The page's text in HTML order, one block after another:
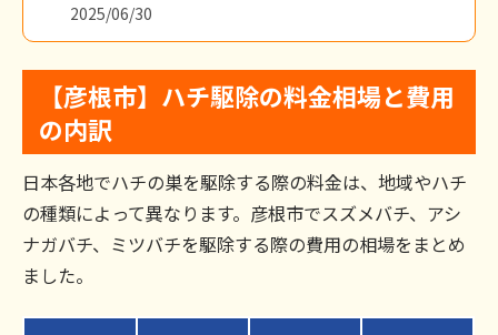
2025/06/30
【彦根市】ハチ駆除の料金相場と費用
の内訳
日本各地でハチの巣を駆除する際の料金は、地域やハチ
の種類によって異なります。彦根市でスズメバチ、アシ
ナガバチ、ミツバチを駆除する際の費用の相場をまとめ
ました。